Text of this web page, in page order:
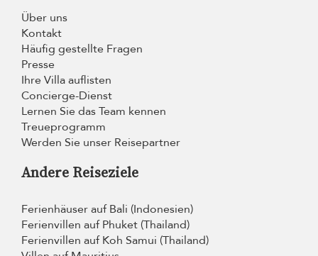
Über uns
Kontakt
Häufig gestellte Fragen
Presse
Ihre Villa auflisten
Concierge-Dienst
Lernen Sie das Team kennen
Treueprogramm
Werden Sie unser Reisepartner
Andere Reiseziele
Ferienhäuser auf Bali (Indonesien)
Ferienvillen auf Phuket (Thailand)
Ferienvillen auf Koh Samui (Thailand)